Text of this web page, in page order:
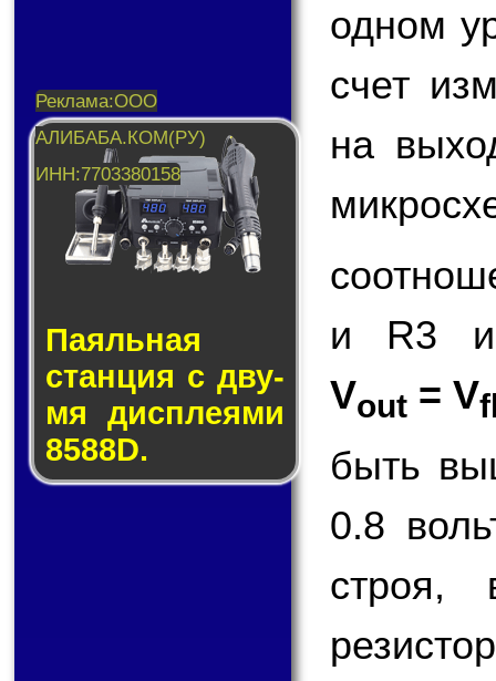
Паяльная
стан­ция с дву­
мя дис­пле­я­ми
8588D.
одном
счет
на
и R3 и
Vout = V
быть
0.8
строя,